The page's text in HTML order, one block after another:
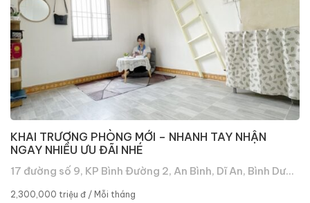
KHAI TRƯƠNG PHÒNG MỚI – NHANH TAY NHẬN
NGAY NHIỀU ƯU ĐÃI NHÉ
17 đường số 9, KP Bình Đường 2, An Bình, Dĩ An, Bình Dương
2,300,000 triệu đ / Mỗi tháng